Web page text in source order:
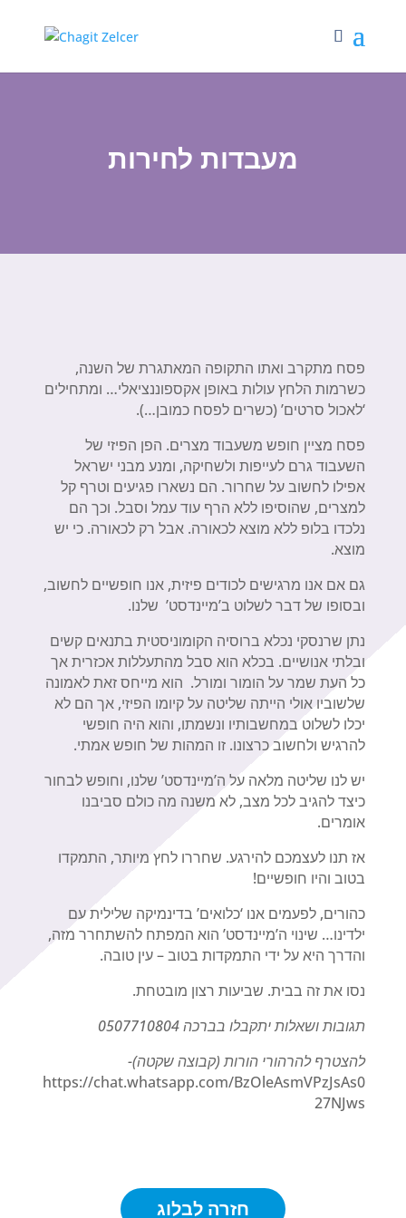
מעבדות לחירות
פסח מתקרב ואתו התקופה המאתגרת של השנה,
כשרמות הלחץ עולות באופן אקספוננציאלי… ומתחילים
‘לאכול סרטים’ (כשרים לפסח כמובן…).
פסח מציין חופש משעבוד מצרים. הפן הפיזי של
השעבוד גרם לעייפות ולשחיקה, ומנע מבני ישראל
אפילו לחשוב על שחרור. הם נשארו פגיעים וטרף קל
למצרים, שהוסיפו ללא הרף עוד עמל וסבל. וכך הם
נלכדו בלופ ללא מוצא לכאורה. אבל רק לכאורה. כי יש
מוצא.
גם אם אנו מרגישים לכודים פיזית, אנו חופשיים לחשוב,
ובסופו של דבר לשלוט ב’מיינדסט’ שלנו.
נתן שרנסקי נכלא ברוסיה הקומוניסטית בתנאים קשים
ובלתי אנושיים. בכלא הוא סבל מהתעללות אכזרית אך
כל העת שמר על הומור ומורל. הוא מייחס זאת לאמונה
שלשוביו אולי הייתה שליטה על קיומו הפיזי, אך הם לא
יכלו לשלוט במחשבותיו ונשמתו, והוא היה חופשי
להרגיש ולחשוב כרצונו. זו המהות של חופש אמתי.
יש לנו שליטה מלאה על ה’מיינדסט’ שלנו, וחופש לבחור
כיצד להגיב לכל מצב, לא משנה מה כולם סביבנו
אומרים.
אז תנו לעצמכם להירגע. שחררו לחץ מיותר, התמקדו
בטוב והיו חופשיים!
כהורים, לפעמים אנו ‘כלואים’ בדינמיקה שלילית עם
ילדינו… שינוי ה’מיינדסט’ הוא המפתח להשתחרר מזה,
והדרך היא על ידי התמקדות בטוב – עין טובה.
נסו את זה בבית. שביעות רצון מובטחת.
תגובות ושאלות יתקבלו בברכה 0507710804
להצטרף להרהורי הורות (קבוצה שקטה)-
https://chat.whatsapp.com/BzOleAsmVPzJsAs0
27NJws
חזרה לבלוג